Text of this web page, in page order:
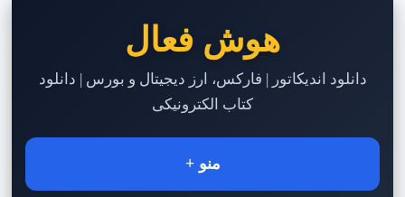
هوش فعال
دانلود اندیکاتور | فارکس، ارز دیجیتال و بورس | دانلود
کتاب الکترونیکی
منو +